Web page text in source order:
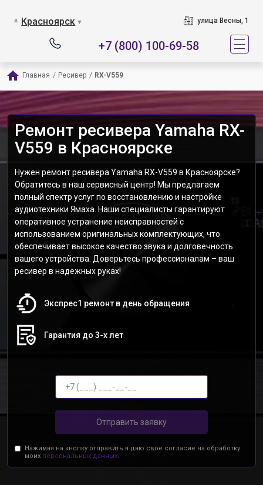
Красноярск ▼ улица Весны, 1
+7 (800) 100-69-58
Главная / Ресивер / RX-V559
Ремонт ресивера Yamaha RX-
V559 в Красноярске
Нужен ремонт ресивера Yamaha RX-V559 в Красноярске?
Обратитесь в наш сервисный центр! Мы предлагаем
полный спектр услуг по восстановлению и настройке
аудиотехники Ямаха. Наши специалисты гарантируют
оперативное устранение неисправностей с
использованием оригинальных комплектующих, что
обеспечивает высокое качество звука и долговечность
вашего устройства. Доверьтесь профессионалам – ваш
ресивер в надежных руках!
Экспрес1 ремонт в день обращения
Гарантия до 3-х лет
Отправить заявку
Нажимая на кнопку отправить я даю свое согласие на обработку
моих персональных данных.